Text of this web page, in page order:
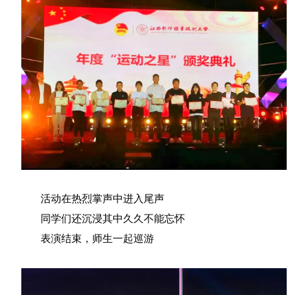
活动在热烈掌声中进入尾声
同学们还沉浸其中久久不能忘怀
表演结束，师生一起巡游